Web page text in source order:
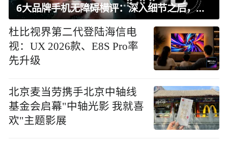
6大品牌手机无障碍横评：深入细节之后，似乎只有苹果能挺住？｜ 看见2026
杜比视界第二代登陆海信电
视：UX 2026款、E8S Pro率
先升级
北京麦当劳携手北京中轴线
基金会启幕"中轴光影 我就喜
欢"主题影展